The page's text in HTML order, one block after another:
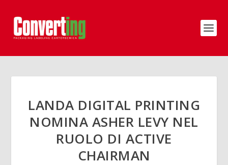
LANDA DIGITAL PRINTING
NOMINA ASHER LEVY NEL
RUOLO DI ACTIVE
CHAIRMAN